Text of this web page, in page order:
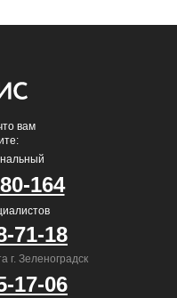
вам
г. Зеленоградск
71-18
17-06
164